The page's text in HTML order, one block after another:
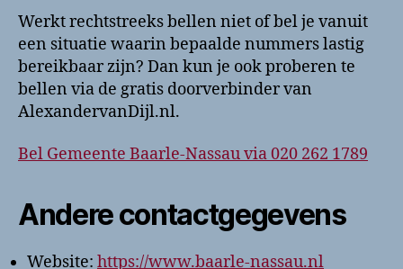
Werkt rechtstreeks bellen niet of bel je vanuit
een situatie waarin bepaalde nummers lastig
bereikbaar zijn? Dan kun je ook proberen te
bellen via de gratis doorverbinder van
AlexandervanDijl.nl.
Bel Gemeente Baarle-Nassau via 020 262 1789
Andere contactgegevens
Website: https://www.baarle-nassau.nl